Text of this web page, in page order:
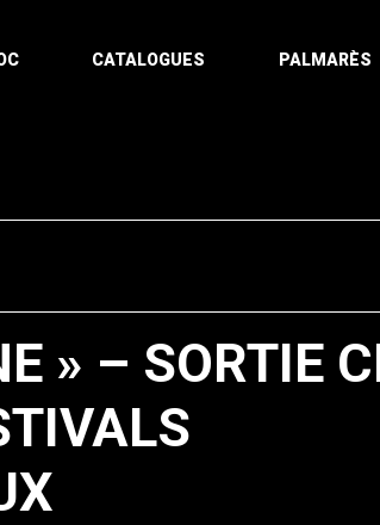
CATALOGUES PALMARÈS
» – SORTIE